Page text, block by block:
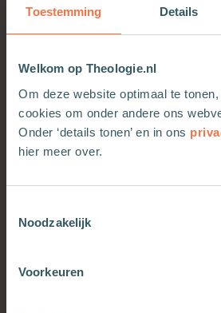
Toestemming Details
Welkom op Theologie.nl
Om deze website optimaal te
cookies om onder andere ons
Onder ‘details tonen’ en in ons
hier meer over.
Noodzakelijk
Voorkeuren
Een onmisbaar werk voor